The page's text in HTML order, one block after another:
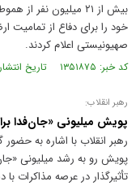
بیش از ۲۱ میلیون
خود را برای دفاع از تمامیت
صهیونیستی اعلام کردند.
کد خبر: ۱۳۵۱۸۷۵ تاریخ انتشار : ۱۴۰۵/۰۱/۲۲
رهبر انقلاب:
پویش میلیونی «جان‌فدا
رهبر انقلاب با اشاره به
پویش رو به رشد میلیونی
تأثیرگذار در عرصه مذاکرات